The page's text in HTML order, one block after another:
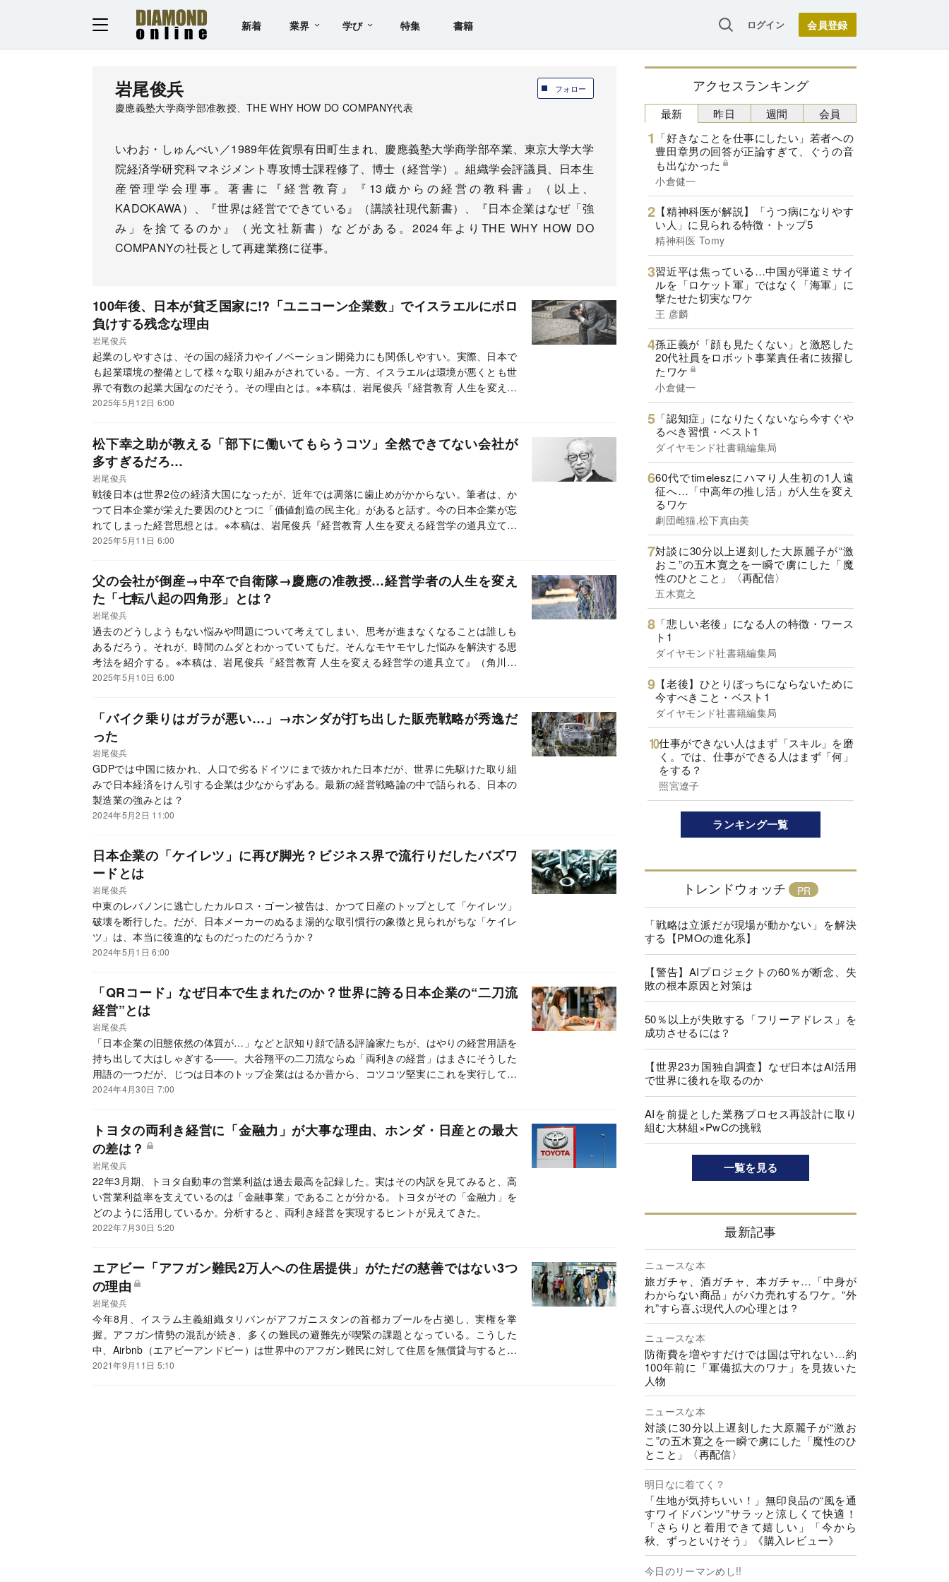
新着 業界 学び 特集 書籍 ログイン
フォロー
岩尾俊兵
慶應義塾大学商学部准教授、THE WHY HOW DO COMPANY代表
いわお・しゅんぺい／1989年佐賀県有田町生まれ、慶應義塾大学商学部卒業、東京大学大学
院経済学研究科マネジメント専攻博士課程修了、博士（経営学）。組織学会評議員、日本生
産管理学会理事。著書に『経営教育』『13歳からの経営の教科書』（以上、
KADOKAWA）、『世界は経営でできている』（講談社現代新書）、『日本企業はなぜ「強
み」を捨てるのか』（光文社新書）などがある。2024年よりTHE WHY HOW DO
COMPANYの社長として再建業務に従事。
100年後、日本が貧乏国家に!?「ユニコーン企業数」でイスラエルにボロ
負けする残念な理由
岩尾俊兵
起業のしやすさは、その国の経済力やイノベーション開発力にも関係しやすい。実際、日本で
も起業環境の整備として様々な取り組みがされている。一方、イスラエルは環境が悪くとも世
界で有数の起業大国なのだそう。その理由とは。※本稿は、岩尾俊兵『経営教育 人生を変える
経営学の道具立て』（角川新書）の一部を抜粋・編集したものです。
2025年5月12日 6:00
松下幸之助が教える「部下に働いてもらうコツ」全然できてない会社が
多すぎるだろ…
岩尾俊兵
戦後日本は世界2位の経済大国になったが、近年では凋落に歯止めがかからない。筆者は、か
つて日本企業が栄えた要因のひとつに「価値創造の民主化」があると話す。今の日本企業が忘
れてしまった経営思想とは。※本稿は、岩尾俊兵『経営教育 人生を変える経営学の道具立て』
（角川新書）の一部を抜粋・編集したものです。
2025年5月11日 6:00
父の会社が倒産→中卒で自衛隊→慶應の准教授…経営学者の人生を変え
た「七転八起の四角形」とは？
岩尾俊兵
過去のどうしようもない悩みや問題について考えてしまい、思考が進まなくなることは誰しも
あるだろう。それが、時間のムダとわかっていてもだ。そんなモヤモヤした悩みを解決する思
考法を紹介する。※本稿は、岩尾俊兵『経営教育 人生を変える経営学の道具立て』（角川新
書）の一部を抜粋・編集したものです。
2025年5月10日 6:00
「バイク乗りはガラが悪い…」→ホンダが打ち出した販売戦略が秀逸だ
った
岩尾俊兵
GDPでは中国に抜かれ、人口で劣るドイツにまで抜かれた日本だが、世界に先駆けた取り組
みで日本経済をけん引する企業は少なからずある。最新の経営戦略論の中で語られる、日本の
製造業の強みとは？
2024年5月2日 11:00
日本企業の「ケイレツ」に再び脚光？ビジネス界で流行りだしたバズワ
ードとは
岩尾俊兵
中東のレバノンに逃亡したカルロス・ゴーン被告は、かつて日産のトップとして「ケイレツ」
破壊を断行した。だが、日本メーカーのぬるま湯的な取引慣行の象徴と見られがちな「ケイレ
ツ」は、本当に後進的なものだったのだろうか？
2024年5月1日 6:00
「QRコード」なぜ日本で生まれたのか？世界に誇る日本企業の“二刀流
経営”とは
岩尾俊兵
「日本企業の旧態依然の体質が…」などと訳知り顔で語る評論家たちが、はやりの経営用語を
持ち出して大はしゃぎする――。大谷翔平の二刀流ならぬ「両利きの経営」はまさにそうした
用語の一つだが、じつは日本のトップ企業ははるか昔から、コツコツ堅実にこれを実行してい
るのだ。
2024年4月30日 7:00
トヨタの両利き経営に「金融力」が大事な理由、ホンダ・日産との最大
の差は？
岩尾俊兵
22年3月期、トヨタ自動車の営業利益は過去最高を記録した。実はその内訳を見てみると、高
い営業利益率を支えているのは「金融事業」であることが分かる。トヨタがその「金融力」を
どのように活用しているか。分析すると、両利き経営を実現するヒントが見えてきた。
2022年7月30日 5:20
エアビー「アフガン難民2万人への住居提供」がただの慈善ではない3つ
の理由
岩尾俊兵
今年8月、イスラム主義組織タリバンがアフガニスタンの首都カブールを占拠し、実権を掌
握。アフガン情勢の混乱が続き、多くの難民の避難先が喫緊の課題となっている。こうした
中、Airbnb（エアビーアンドビー）は世界中のアフガン難民に対して住居を無償貸与すると発
表した。この取り組みは、Airbnbのビジネス上で大きな意義を持つ。三つのポイントを解説す
2021年9月11日 5:10
アクセスランキング
最新
「好きなことを仕事にしたい」若者への
豊田章男の回答が正論すぎて、ぐうの音
も出なかった
小倉健一
【精神科医が解説】「うつ病になりやす
い人」に見られる特徴・トップ5
精神科医 Tomy
習近平は焦っている…中国が弾道ミサイ
ルを「ロケット軍」ではなく「海軍」に
撃たせた切実なワケ
王 彦麟
孫正義が「顔も見たくない」と激怒した
20代社員をロボット事業責任者に抜擢し
たワケ
小倉健一
「認知症」になりたくないなら今すぐや
るべき習慣・ベスト1
ダイヤモンド社書籍編集局
60代でtimeleszにハマり人生初の1人遠
征へ…「中高年の推し活」が人生を変え
るワケ
劇団雌猫,松下真由美
対談に30分以上遅刻した大原麗子が“激
おこ”の五木寛之を一瞬で虜にした「魔
性のひとこと」〈再配信〉
五木寛之
「悲しい老後」になる人の特徴・ワース
ト1
ダイヤモンド社書籍編集局
【老後】ひとりぼっちにならないために
今すべきこと・ベスト1
ダイヤモンド社書籍編集局
仕事ができない人はまず「スキル」を磨
く。では、仕事ができる人はまず「何」
をする？
照宮遼子
昨日 週間 会員
ランキング一覧
トレンドウォッチ
「戦略は立派だが現場が動かない」を解決
する【PMOの進化系】
【警告】AIプロジェクトの60％が断念、失
敗の根本原因と対策は
50％以上が失敗する「フリーアドレス」を
成功させるには？
【世界23カ国独自調査】なぜ日本はAI活用
で世界に後れを取るのか
AIを前提とした業務プロセス再設計に取り
組む大林組×PwCの挑戦
一覧を見る
最新記事
ニュースな本
旅ガチャ、酒ガチャ、本ガチャ…「中身が
わからない商品」がバカ売れするワケ。“外
れ”すら喜ぶ現代人の心理とは？
ニュースな本
防衛費を増やすだけでは国は守れない…約
100年前に「軍備拡大のワナ」を見抜いた
人物
ニュースな本
対談に30分以上遅刻した大原麗子が“激お
こ”の五木寛之を一瞬で虜にした「魔性のひ
とこと」〈再配信〉
明日なに着てく？
「生地が気持ちいい！」無印良品の“風を通
すワイドパンツ”サラッと涼しくて快適！
「さらりと着用できて嬉しい」「今から
秋、ずっといけそう」《購入レビュー》
今日のリーマンめし!!